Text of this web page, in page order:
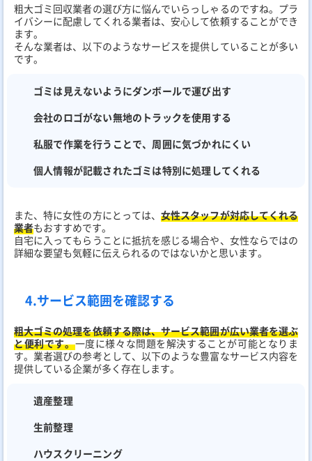
粗大ゴミ回収業者の選び方に悩んでいらっしゃるのですね。プラ
イバシーに配慮してくれる業者は、安心して依頼することができ
ます。
そんな業者は、以下のようなサービスを提供していることが多い
です。
ゴミは見えないようにダンボールで運び出す
会社のロゴがない無地のトラックを使用する
私服で作業を行うことで、周囲に気づかれにくい
個人情報が記載されたゴミは特別に処理してくれる
また、特に女性の方にとっては、女性スタッフが対応してくれる
業者もおすすめです。
自宅に入ってもらうことに抵抗を感じる場合や、女性ならではの
詳細な要望も気軽に伝えられるのではないかと思います。
4.サービス範囲を確認する
粗大ゴミの処理を依頼する際は、サービス範囲が広い業者を選ぶ
と便利です。一度に様々な問題を解決することが可能となりま
す。業者選びの参考として、以下のような豊富なサービス内容を
提供している企業が多く存在します。
遺産整理
生前整理
ハウスクリーニング